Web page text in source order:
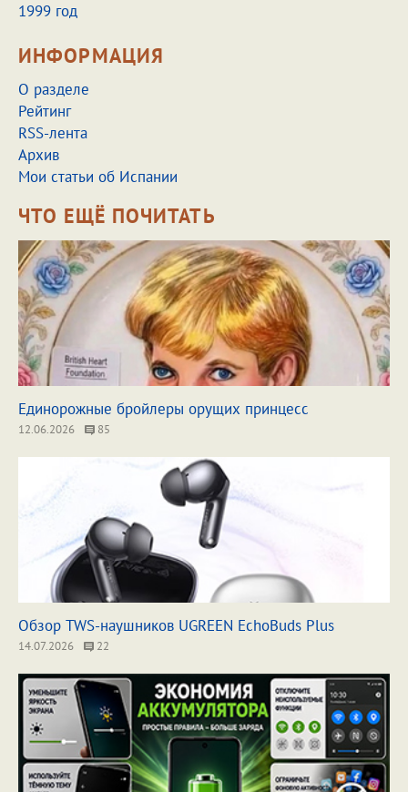
1999 год
ИНФОРМАЦИЯ
О разделе
Рейтинг
RSS-лента
Архив
Мои статьи об Испании
ЧТО ЕЩЁ ПОЧИТАТЬ
Единорожные бройлеры орущих принцесс
12.06.2026 85
Обзор TWS-наушников UGREEN EchoBuds Plus
14.07.2026 22